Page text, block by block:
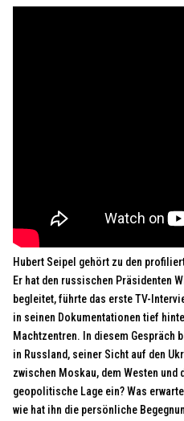
Hubert Seipel gehört zu den
Er hat den russischen Präsidenten
begleitet, führte das erste TV-
in seinen Dokumentationen tief
Machtzentren. In diesem Gespräch
in Russland, seiner Sicht auf den
zwischen Moskau, dem Westen und
geopolitische Lage ein? Was
wie hat ihn die persönliche